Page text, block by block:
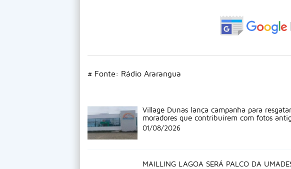
# Fonte: Rádio Ararangua
Village Dunas lança campanha para
moradores que contribuírem com fotos
01/08/2026
MAILLING LAGOA SERÁ PALCO DA